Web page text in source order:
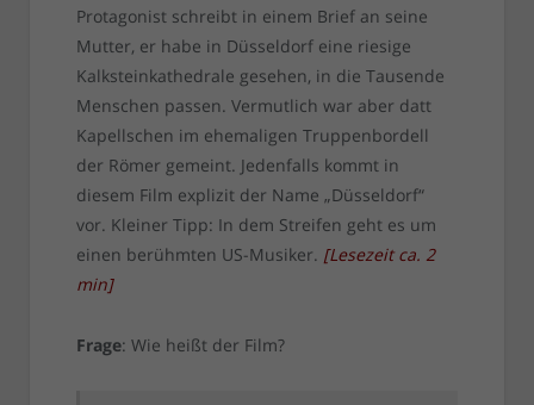
Protagonist schreibt in einem Brief an seine
Mutter, er habe in Düsseldorf eine riesige
Kalksteinkathedrale gesehen, in die Tausende
Menschen passen. Vermutlich war aber datt
Kapellschen im ehemaligen Truppenbordell
der Römer gemeint. Jedenfalls kommt in
diesem Film explizit der Name „Düsseldorf“
vor. Kleiner Tipp: In dem Streifen geht es um
einen berühmten US-Musiker. [Lesezeit ca. 2
min]
Frage: Wie heißt der Film?